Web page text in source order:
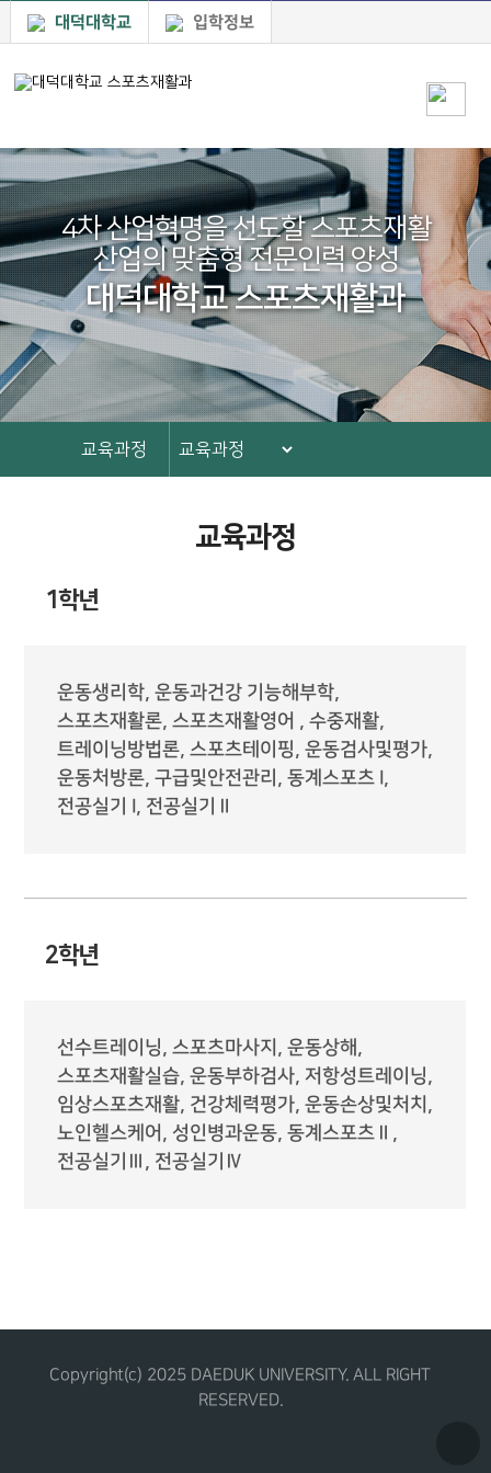
대덕대학교 입학정보
4차 산업혁명을 선도할 스포츠재활
산업의 맞춤형 전문인력 양성
대덕대학교 스포츠재활과
교육과정
교육과정
1학년
운동생리학, 운동과건강 기능해부학,
스포츠재활론, 스포츠재활영어 , 수중재활,
트레이닝방법론, 스포츠테이핑, 운동검사및평가,
운동처방론, 구급및안전관리, 동계스포츠 I,
전공실기 I, 전공실기Ⅱ
2학년
선수트레이닝, 스포츠마사지, 운동상해,
스포츠재활실습, 운동부하검사, 저항성트레이닝,
임상스포츠재활, 건강체력평가, 운동손상및처치,
노인헬스케어, 성인병과운동, 동계스포츠Ⅱ,
전공실기Ⅲ, 전공실기Ⅳ
Copyright(c) 2025 DAEDUK UNIVERSITY. ALL RIGHT
RESERVED.